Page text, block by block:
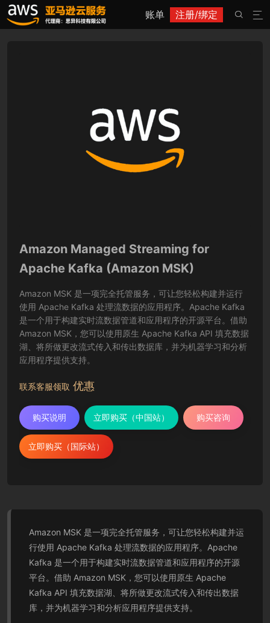
账单 注册/绑定 

Amazon Managed Streaming for
Apache Kafka (Amazon MSK)
Amazon MSK 是一项完全托管服务，可让您轻松构建并运行
使用 Apache Kafka 处理流数据的应用程序。Apache Kafka
是一个用于构建实时流数据管道和应用程序的开源平台。借助
Amazon MSK，您可以使用原生 Apache Kafka API 填充数据
湖、将所做更改流式传入和传出数据库，并为机器学习和分析
应用程序提供支持。
联系客服领取 优惠
购买说明 立即购买（中国站） 购买咨询
立即购买（国际站）
Amazon MSK 是一项完全托管服务，可让您轻松构建并运
行使用 Apache Kafka 处理流数据的应用程序。Apache
Kafka 是一个用于构建实时流数据管道和应用程序的开源
平台。借助 Amazon MSK，您可以使用原生 Apache
Kafka API 填充数据湖、将所做更改流式传入和传出数据
库，并为机器学习和分析应用程序提供支持。